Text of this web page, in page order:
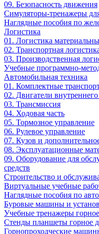
09. Безопасность движения
Симуляторы-тренажеры
Наглядные пособия по
Логистика
01. Логистика
02. Транспортная
03. Производственная
Учебные программно-
Автомобильная техника
01. Комплектные
02. Двигатели
03. Трансмиссия
04. Ходовая часть
05. Тормозное управление
06. Рулевое управление
07. Кузов и
08. Эксплуатационные
09. Оборудование для
средств
Строительство и
Виртуальные учебные
Наглядные пособия по
Буровые машины и
Учебные тренажеры
Стенды планшеты горное
Горнопроходческие